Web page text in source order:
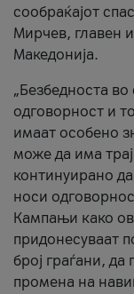
сообраќајот
Мирчев, главен
Македонија.
„Безбедноста во
одговорност и
имаат особено
може да има
континуирано
носи
Кампањи како
придонесуваат
број граѓани,
промена на